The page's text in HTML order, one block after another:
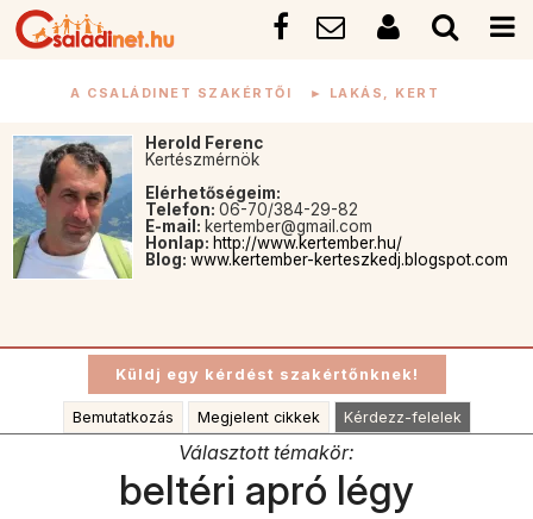
A CSALÁDINET SZAKÉRTŐI ► LAKÁS, KERT
Herold Ferenc
Kertészmérnök
Elérhetőségeim:
Telefon: 06-70/384-29-82
E-mail: kertember@gmail.com
Honlap: http://www.kertember.hu/
Blog: www.kertember-kerteszkedj.blogspot.com
Bemutatkozás Megjelent cikkek Kérdezz-felelek
Választott témakör:
beltéri apró légy